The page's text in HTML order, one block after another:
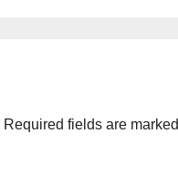
Required fields are marked